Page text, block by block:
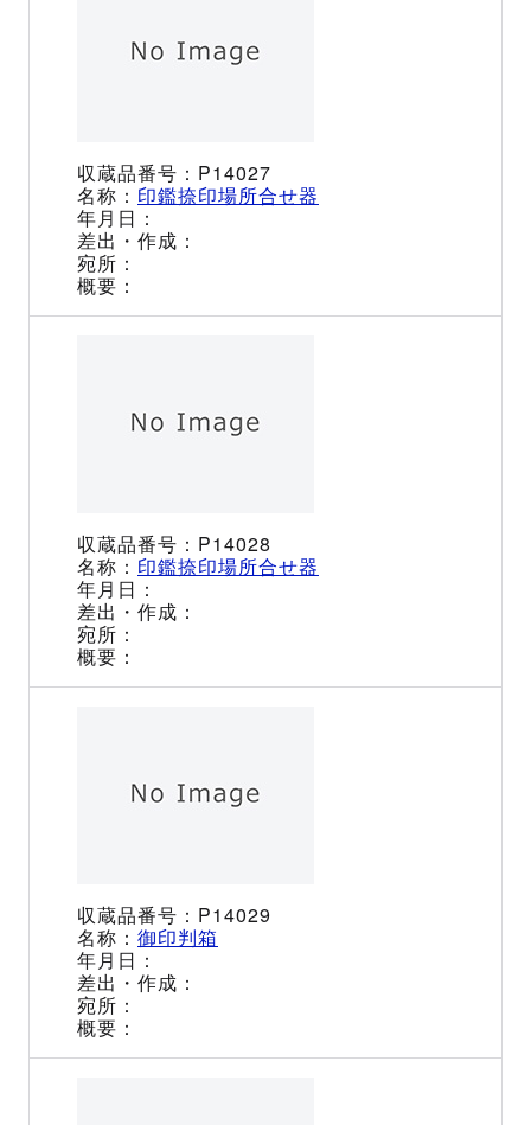
P14027
印鑑捺印場所合せ器
P14028
印鑑捺印場所合せ器
P14029
御印判箱